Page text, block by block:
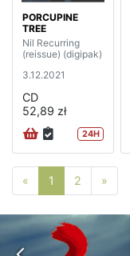
PORCUPINE
TREE
Nil Recurring
(reissue) (digipak)
3.12.2021
CD
52,89 zł
24H
« Poprzednia strona
1 2 »